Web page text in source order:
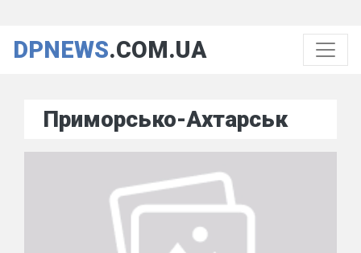
DPNEWS.COM.UA
Приморсько-Ахтарськ